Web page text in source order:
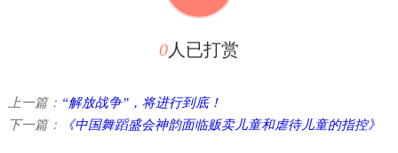
0人已打赏
上一篇： “解放战争”，将进行到底！
下一篇：
《中国舞蹈盛会神韵面临贩卖儿童和虐待儿童的指控》